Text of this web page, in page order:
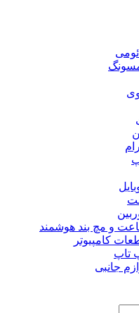
و مچ بند هوشمند
کامپیوتر
تاپ
جانبی